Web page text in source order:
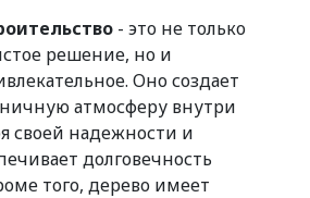
- это не только
решение, но и
Оно создает
атмосферу внутри
своей надежности и
долговечность
того, дерево имеет